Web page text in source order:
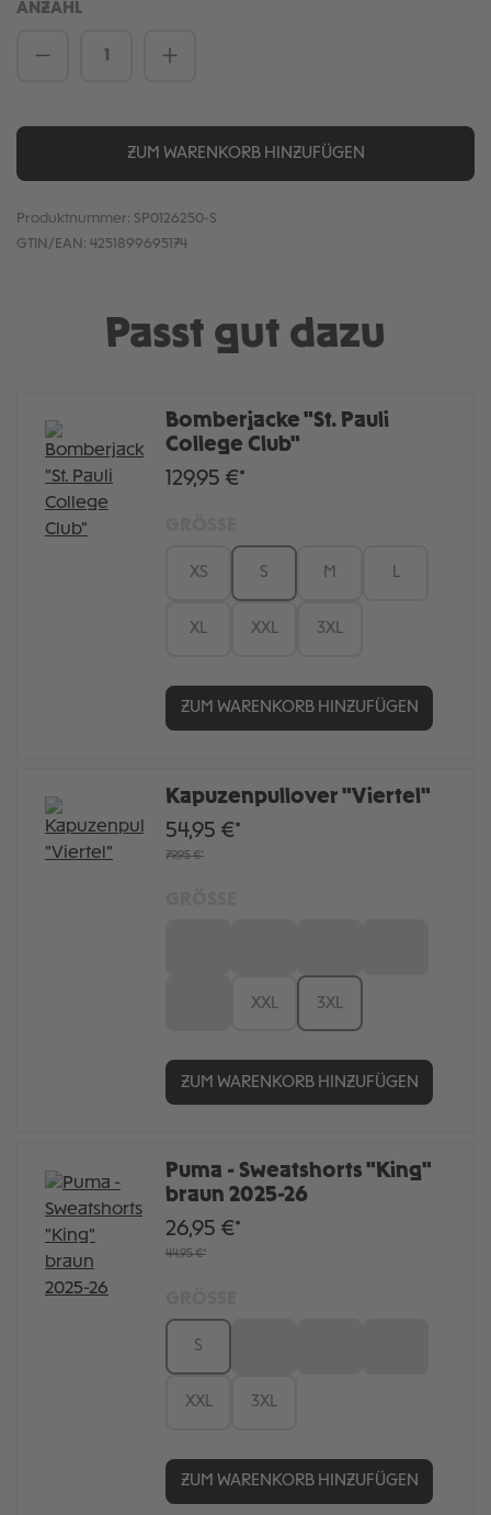
ANZAHL
Produkt Anzahl: Gib den gewünschten
ZUM WARENKORB HINZUFÜGEN
Produktnummer: SP0126250-S
GTIN/EAN: 4251899695174
Passt gut dazu
Bomberjacke "St. Pauli
College Club"
129,95 €*
XS S M L
XL XXL 3XL
ZUM WARENKORB HINZUFÜGEN
Kapuzenpullover "Viertel"
54,95 €*
79,95 €*
XXL 3XL
ZUM WARENKORB HINZUFÜGEN
Puma - Sweatshorts "King"
braun 2025-26
26,95 €*
44,95 €*
S
XXL 3XL
ZUM WARENKORB HINZUFÜGEN